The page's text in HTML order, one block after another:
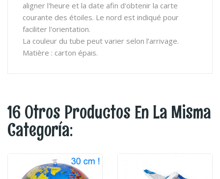
aligner l'heure et la date afin d'obtenir la carte
courante des étoiles. Le nord est indiqué pour
faciliter l'orientation.
La couleur du tube peut varier selon l’arrivage.
Matière : carton épais.
16 Otros Productos En La Misma
Categoría: